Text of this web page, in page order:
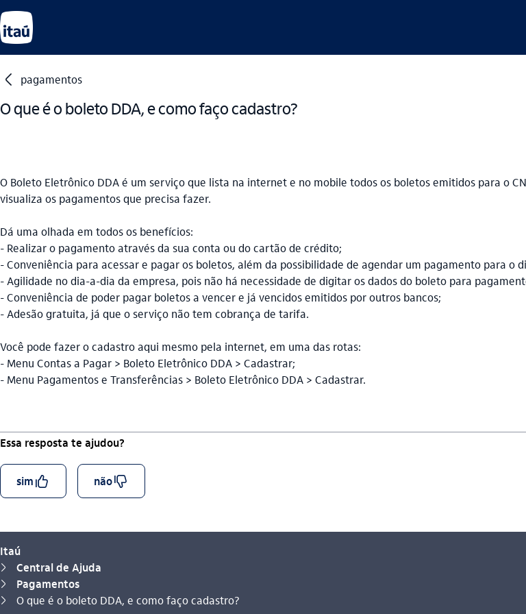
seta_esquerda pagamentos
O que é o boleto DDA, e como faço cadastro?
O Boleto Eletrônico DDA é um serviço que lista na internet e no mobile todos os boletos emitidos para o
visualiza os pagamentos que precisa fazer.
Dá uma olhada em todos os benefícios:
- Realizar o pagamento através da sua conta ou do cartão de crédito;
- Conveniência para acessar e pagar os boletos, além da possibilidade de agendar um pagamento para o
- Agilidade no dia-a-dia da empresa, pois não há necessidade de digitar os dados do boleto para
- Conveniência de poder pagar boletos a vencer e já vencidos emitidos por outros bancos;
- Adesão gratuita, já que o serviço não tem cobrança de tarifa.
Você pode fazer o cadastro aqui mesmo pela internet, em uma das rotas:
- Menu Contas a Pagar > Boleto Eletrônico DDA > Cadastrar;
- Menu Pagamentos e Transferências > Boleto Eletrônico DDA > Cadastrar.
Essa resposta te ajudou?
simcurtir_outline nãodescurtir_outline
Itaú
seta_direita Central de Ajuda
seta_direita Pagamentos
seta_direita
Você está aqui:
O que é o boleto DDA, e como faço cadastro?